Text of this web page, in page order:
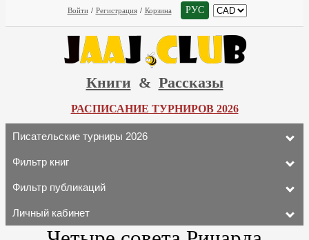
Войти / Регистрация / Корзина РУС
Книги & Рассказы
РАСПИСАНИЕ ТУРНИРОВ 2026
Писательские турниры 2026
Фильтр книг
Фильтр публикаций
Личный кабинет